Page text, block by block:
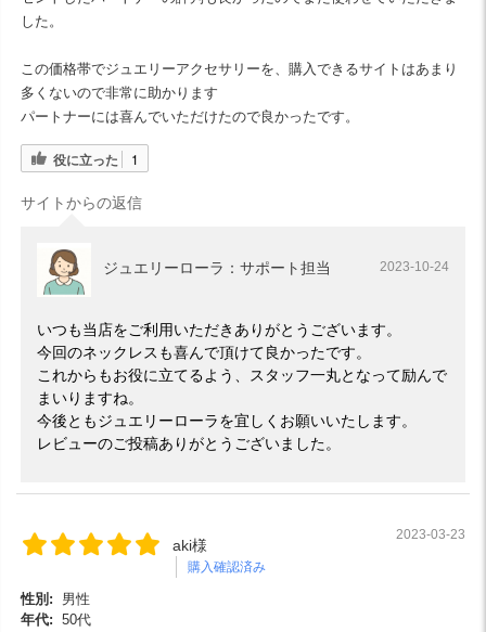
した。
この価格帯でジュエリーアクセサリーを、購入できるサイトはあまり
多くないので非常に助かります
パートナーには喜んでいただけたので良かったです。
役に立った 1
サイトからの返信
ジュエリーローラ：サポート担当 2023-10-24
いつも当店をご利用いただきありがとうございます。
今回のネックレスも喜んで頂けて良かったです。
これからもお役に立てるよう、スタッフ一丸となって励んで
まいりますね。
今後ともジュエリーローラを宜しくお願いいたします。
レビューのご投稿ありがとうございました。
aki様
購入確認済み
2023-03-23
性別:
男性
年代: 50代